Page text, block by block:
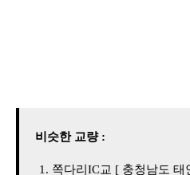
비슷한 교량 :
쪽다리IC교 [ 충청남도 태